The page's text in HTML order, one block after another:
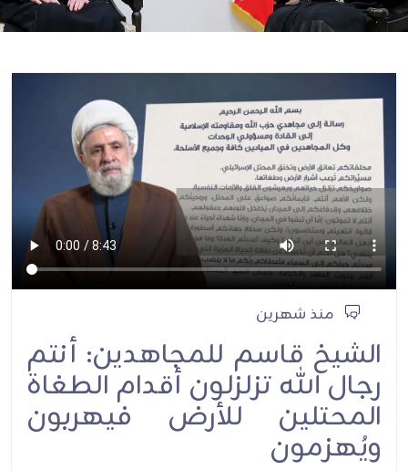
منذ شهرين
الشيخ قاسم للمجاهدين: أنتم
رجال الله تزلزلون أقدام الطغاة
المحتلين للأرض فيهربون
ويُهزمون